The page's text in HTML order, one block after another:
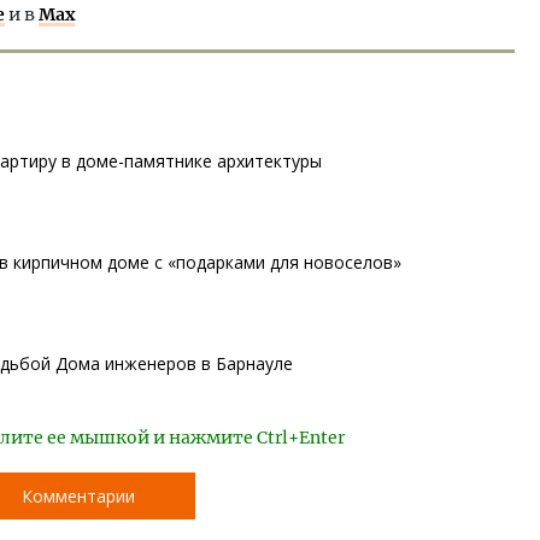
и вMax
в доме-памятнике архитектуры
кирпичном доме с «подарками для новоселов»
Дома инженеров в Барнауле
ее мышкой и нажмите Ctrl+Enter
Комментарии